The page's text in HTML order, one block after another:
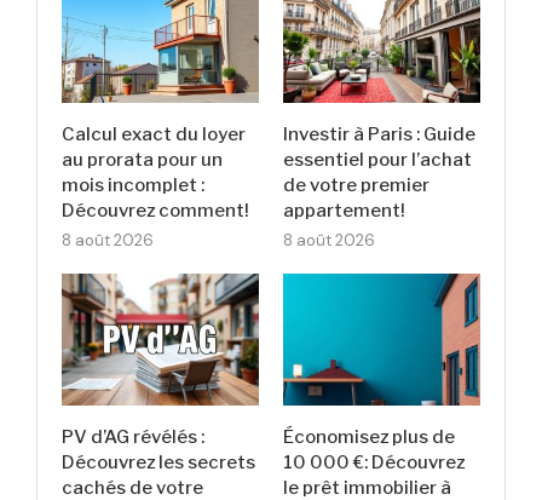
Calcul exact du loyer
au prorata pour un
mois incomplet :
Découvrez comment!
8 août 2026
Investir à Paris : Guide
essentiel pour l’achat
de votre premier
appartement!
8 août 2026
PV d’AG révélés :
Découvrez les secrets
cachés de votre
Économisez plus de
10 000 €: Découvrez
le prêt immobilier à